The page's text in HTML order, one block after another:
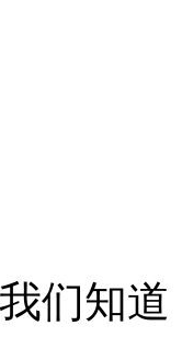
们知道